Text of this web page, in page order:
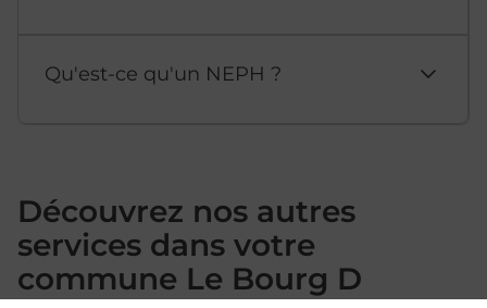
Qu'est-ce qu'un NEPH ?
Découvrez nos autres
services dans votre
commune Le Bourg D